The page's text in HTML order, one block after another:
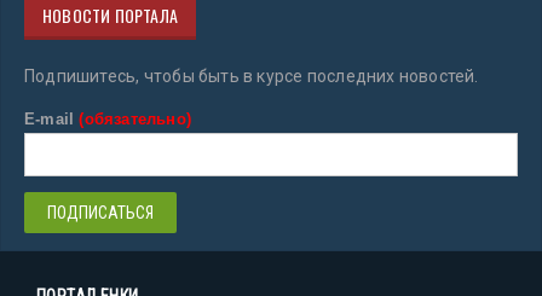
НОВОСТИ ПОРТАЛА
Подпишитесь, чтобы быть в курсе последних новостей.
E-mail(обязательно)